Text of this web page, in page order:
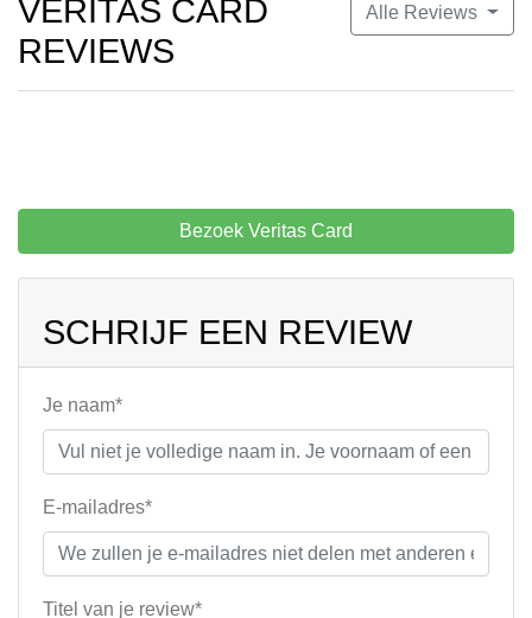
Alle Reviews
VERITAS CARD
REVIEWS
Bezoek Veritas Card
SCHRIJF EEN REVIEW
Je naam*
E-mailadres*
Titel van je review*